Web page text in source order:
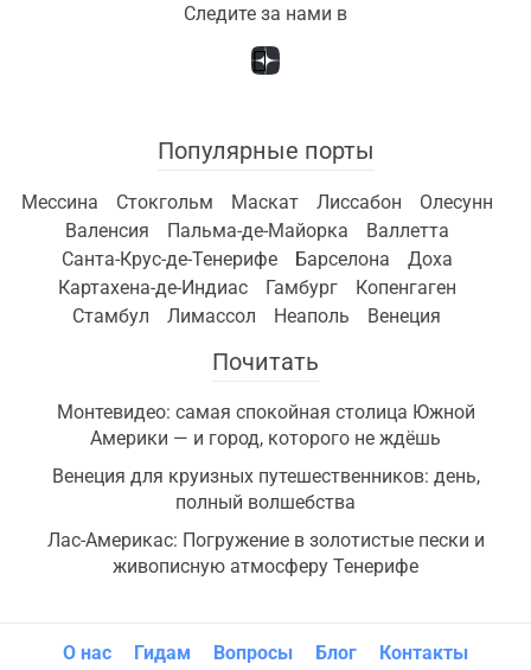
Следите за нами в
Популярные порты
Мессина Стокгольм Маскат Лиссабон
Олесунн
Валенсия
Пальма-де-Майорка
Валлетта
Санта-Крус-де-Тенерифе
Барселона
Доха
Картахена-де-Индиас
Гамбург
Копенгаген
Стамбул
Лимассол Неаполь Венеция
Почитать
Монтевидео: самая спокойная столица Южной
Америки — и город, которого не ждёшь
Венеция для круизных путешественников: день,
полный волшебства
Лас-Америкас: Погружение в золотистые пески и
живописную атмосферу Тенерифе
О нас Гидам Вопросы Блог Контакты